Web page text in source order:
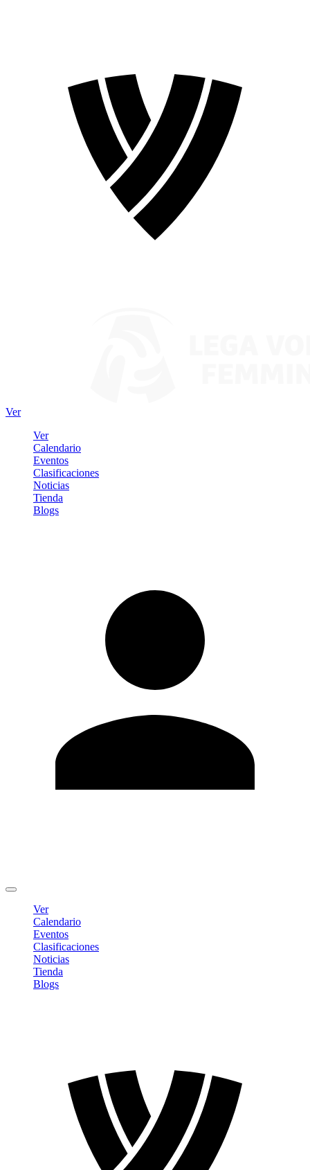
Ver
Ver
Calendario
Eventos
Clasificaciones
Noticias
Tienda
Blogs
Ver
Calendario
Eventos
Clasificaciones
Noticias
Tienda
Blogs